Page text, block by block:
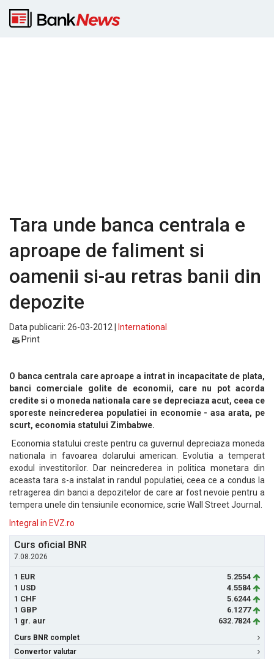
Tara unde banca centrala e
aproape de faliment si
oamenii si-au retras banii din
depozite
Data publicarii: 26-03-2012 |
International
Print
O banca centrala care aproape a intrat in incapacitate de plata,
banci comerciale golite de economii, care nu pot acorda
credite si o moneda nationala care se depreciaza acut, ceea ce
sporeste neincrederea populatiei in economie - asa arata, pe
scurt, economia statului Zimbabwe.
Economia statului creste pentru ca guvernul depreciaza moneda
nationala in favoarea dolarului american. Evolutia a temperat
exodul investitorilor. Dar neincrederea in politica monetara din
aceasta tara s-a instalat in randul populatiei, ceea ce a condus la
retragerea din banci a depozitelor de care ar fost nevoie pentru a
tempera unele din tensiunile economice, scrie Wall Street Journal.
Integral in EVZ.ro
Curs oficial BNR
7.08.2026
1 EUR
5.2554
1 USD
4.5584
1 CHF
5.6244
1 GBP
6.1277
1 gr. aur
632.7824
Curs BNR complet
Convertor valutar